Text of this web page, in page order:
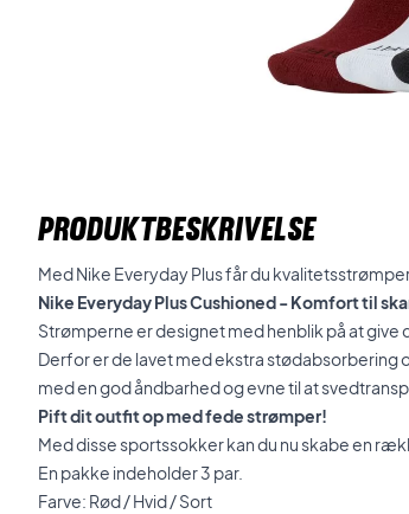
PRODUKTBESKRIVELSE
Med Nike Everyday Plus får du
Nike Everyday Plus Cushioned - Komfort til
Strømperne er designet med henblik på at give
Derfor er de lavet med ekstra
med en god åndbarhed og evne til at
Pift dit outfit op med fede strømper!
Med disse sportssokker kan du nu skabe en
En pakke indeholder 3 par.
Farve: Rød / Hvid / Sort